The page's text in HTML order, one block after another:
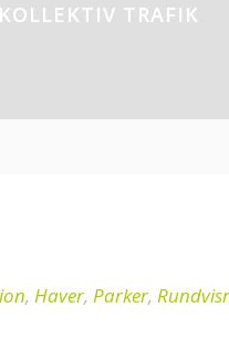
KOLLEKTIV TRAFIK
, Haver, Parker,